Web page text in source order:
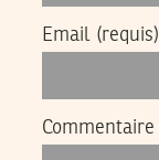
Email (requis)
Commentaire